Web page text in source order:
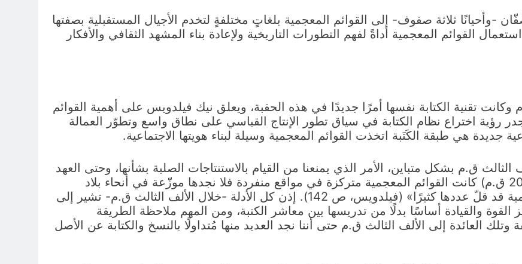
-وأحيانًا ثلاثة صفوف- إلى القوائم المعجمية بلغاتٍ مختلفةٍ لتخدم الأجيال المستقبلية بصفتها
القوائم المعجمية أداةً لفهم التطورات التاريخية ولإعادة بناء المشهد الثقافي والأفكار
الكتابة المسمارية العتيقة نحو 3200 ق.م وكانت تقنية الكتابة نفسها أمرًا جديدًا في هذه الحقبة، ويعلق نيك فيلدويس على أهمية القوائم
رؤية اختراع نظام الكتابة في سياق تطور الإنتاج القياسي على نطاق واسع وتطوّر العمالة
ق.م بشكل متباين، الأمر الذي يمنعنا من القيام بالاستنتاجات الصلبة بشأنها، وحتى العهد
الأكدي القديم وحقبة أور الثالثة (نحو 2230-2004 ق.م) كانت القوائم المعجمية متركزة في مواقع منفردة فلا نجدها موزّعة في أنحاء بلاد
الرافدين، وفي ذلك الوقت كانت «المواد المعجمية قد قلّ عددها كثيرًا» (فيلدويس، ص 142). إذن كل الأدلة -خلال الألف الثالث ق.م- تشير إلى
والقيادة أساسًا بدلًا من تدريسها بين معاشر الكتبة، ومن المهم ملاحظة الطريقة
وتلك العائدة إلى الألف الثالث ق.م حتى أننا نجد العديد منها مُتداولًا بالنسخ والكتابة عن الأصل